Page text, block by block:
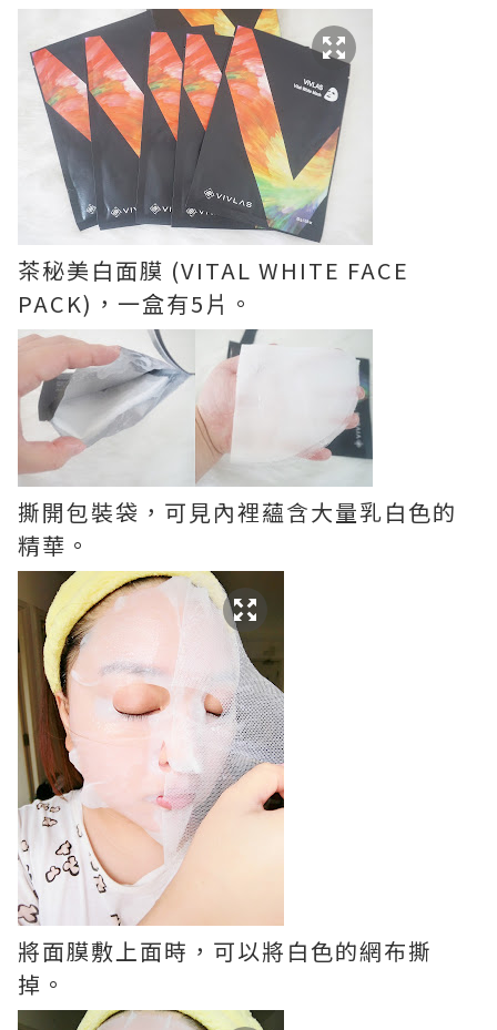
茶秘美白面膜 (VITAL WHITE FACE
PACK)，一盒有5片。
撕開包裝袋，可見內裡蘊含大量乳白色的
精華。
將面膜敷上面時，可以將白色的網布撕
掉。